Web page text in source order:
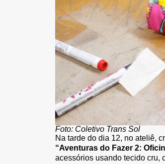
Foto: Coletivo Trans Sol
Na tarde do dia 12, no ateliê,
“Aventuras do Fazer 2:
acessórios usando tecido cru,